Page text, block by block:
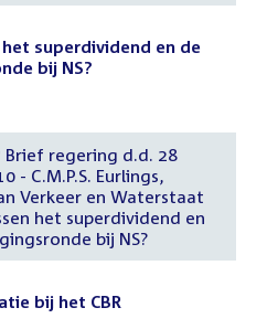
superdividend en de
bij NS?
Brief regering d.d. 28
- C.M.P.S. Eurlings,
Verkeer en Waterstaat
het superdividend en
bij NS?
bij het CBR